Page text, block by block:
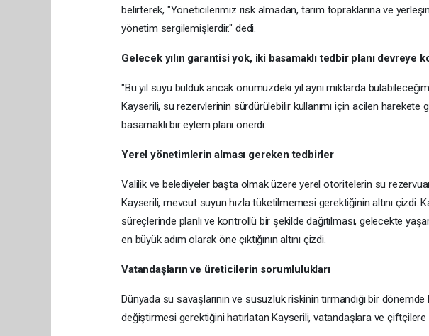
belirterek, "Yöneticilerimiz risk almadan, tarım topraklarına ve
yönetim sergilemişlerdir." dedi.
Gelecek yılın garantisi yok, iki basamaklı tedbir planı devreye
"Bu yıl suyu bulduk ancak önümüzdeki yıl aynı miktarda
Kayserili, su rezervlerinin sürdürülebilir kullanımı için acilen harekete
basamaklı bir eylem planı önerdi:
Yerel yönetimlerin alması gereken tedbirler
Valilik ve belediyeler başta olmak üzere yerel otoritelerin su
Kayserili, mevcut suyun hızla tüketilmemesi gerektiğinin altını çizdi.
süreçlerinde planlı ve kontrollü bir şekilde dağıtılması, gelecekte
en büyük adım olarak öne çıktığının altını çizdi.
Vatandaşların ve üreticilerin sorumlulukları
Dünyada su savaşlarının ve susuzluk riskinin tırmandığı bir dönemde
değiştirmesi gerektiğini hatırlatan Kayserili, vatandaşlara ve çiftçilere